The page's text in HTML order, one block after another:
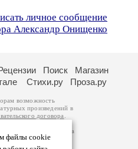
личное сообщение
Александр Онищенко
файлы cookie
Поиск
Магазин
Стихи.ру Проза.ру
возможность
произведений в
договора
принадлежат авторам
произведений возможна
вы можете
Ответственность за